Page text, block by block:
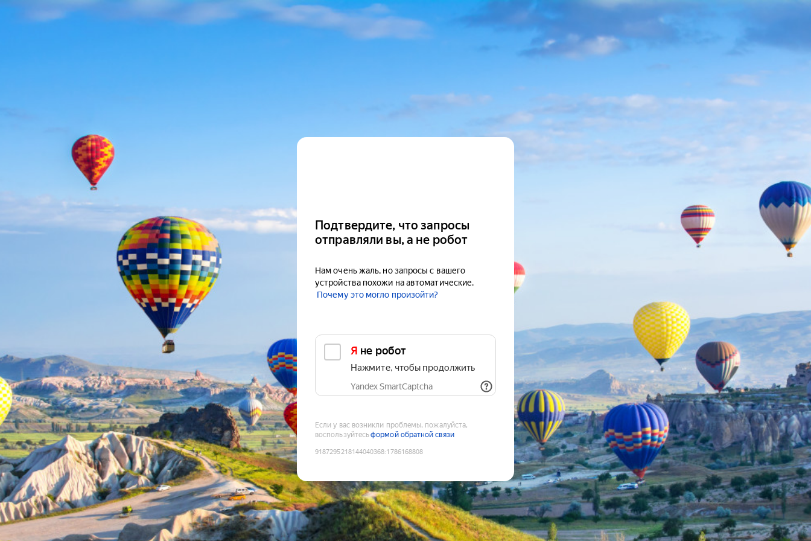
Подтвердите, что запросы
отправляли вы, а не робот
Нам очень жаль, но запросы с вашего
устройства похожи на автоматические.
Почему это могло произойти?
Я не робот
Нажмите, чтобы продолжить
Yandex SmartCaptcha
Если у вас возникли проблемы, пожалуйста,
воспользуйтесьформой обратной связи
9187295218144040368:1786168808